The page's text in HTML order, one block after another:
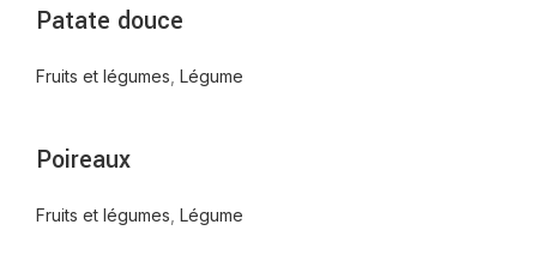
Patate douce
Fruits et légumes Légume
Poireaux
Fruits et légumes Légume